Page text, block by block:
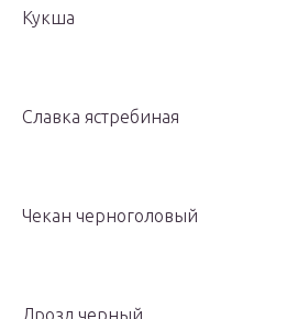
Кукша
Славка ястребиная
Чекан черноголовый
Дрозд черный